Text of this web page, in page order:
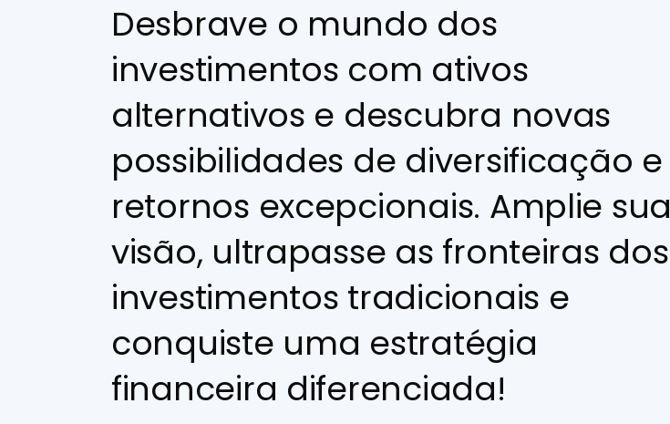
Desbrave o mundo dos
investimentos com ativos
alternativos e descubra novas
possibilidades de diversificação e
retornos excepcionais. Amplie sua
visão, ultrapasse as fronteiras dos
investimentos tradicionais e
conquiste uma estratégia
financeira diferenciada!